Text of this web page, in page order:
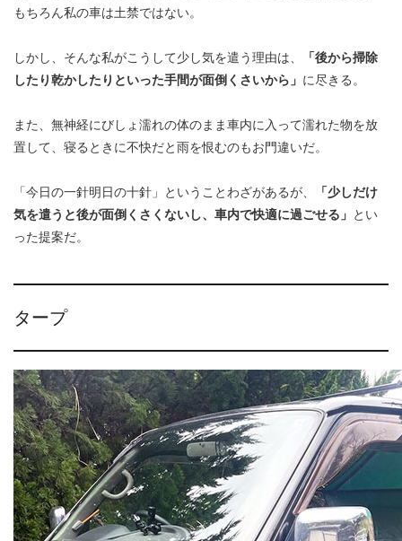
もちろん私の車は土禁ではない。
しかし、そんな私がこうして少し気を遣う理由は、
「後から掃除
したり乾かしたりといった手間が面倒くさいから」 に尽きる。
また、無神経にびしょ濡れの体のまま車内に入って濡れた物を放
置して、寝るときに不快だと雨を恨むのもお門違いだ。
「今日の一針明日の十針」ということわざがあるが、
「少しだけ
気を遣うと後が面倒くさくないし、車内で快適に過ごせる」 とい
った提案だ。
タープ